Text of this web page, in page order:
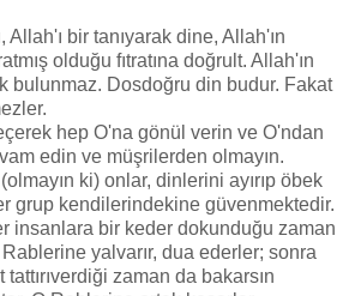
bir tanıyarak dine, Allah'ın
olduğu fıtratına doğrult. Allah'ın
bulunmaz. Dosdoğru din budur. Fakat
hep O'na gönül verin ve O'ndan
edin ve müşrilerden olmayın.
ki) onlar, dinlerini ayırıp öbek
grup kendilerindekine güvenmektedir.
insanlara bir keder dokunduğu zaman
yalvarır, dua ederler; sonra
zaman da bakarsın